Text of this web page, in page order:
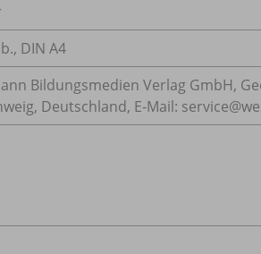
DIN A4
Bildungsmedien Verlag GmbH,
Deutschland, E-Mail: